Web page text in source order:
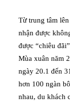
Từ trung tâm
nhận được
được “chiêu
Mùa xuân năm
ngày 20.1 đến
hơn 100 ngàn
nhau, du khách